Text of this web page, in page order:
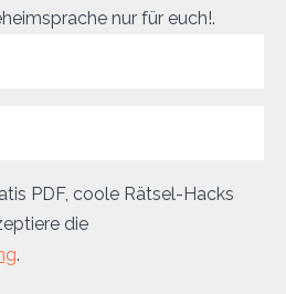
nur für euch!.
PDF, coole Rätsel-Hacks
die
.